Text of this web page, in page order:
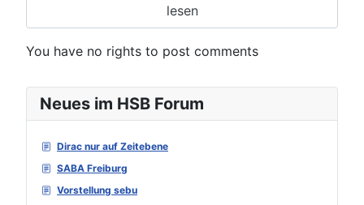
Neues im HSB Forum
Dirac nur auf Zeitebene
SABA Freiburg
Vorstellung sebu
lesen
You have no rights to post comments